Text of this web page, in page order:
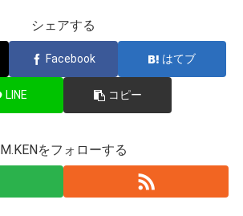
シェアする
Facebook はてブ
LINE コピー
M.KENをフォローする